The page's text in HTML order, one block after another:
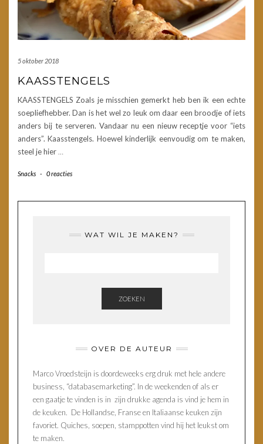
5 oktober 2018
KAASSTENGELS
KAASSTENGELS Zoals je misschien gemerkt heb ben ik een echte
soepliefhebber. Dan is het wel zo leuk om daar een broodje of iets
anders bij te serveren. Vandaar nu een nieuw receptje voor “iets
anders”. Kaasstengels. Hoewel kinderlijk eenvoudig om te maken,
steel je hier…
Snacks - 0 reacties
WAT WIL JE MAKEN?
ZOEKEN
OVER DE AUTEUR
Marco Vroedsteijn is doordeweeks erg druk met hele andere
business, “databasemarketing”. In de weekenden of als er
een gaatje te vinden is in zijn drukke agenda is vind je hem in
de keuken. De Hollandse, Franse en Italiaanse keuken zijn
favoriet. Quiches, soepen, stamppotten vind hij het leukst om
te maken.